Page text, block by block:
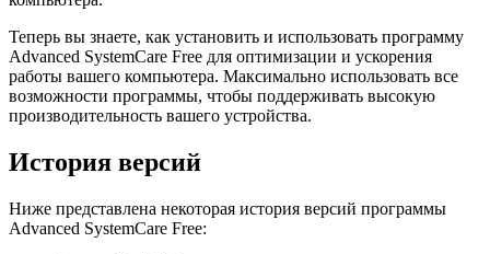
Теперь вы знаете, как установить и использовать программу
Advanced SystemCare Free для оптимизации и ускорения
работы вашего компьютера. Максимально использовать все
возможности программы, чтобы поддерживать высокую
производительность вашего устройства.
История версий
Ниже представлена некоторая история версий программы
Advanced SystemCare Free: